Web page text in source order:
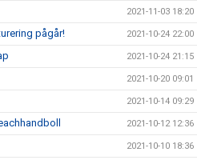
2021-11-03 18:20
pågår! 2021-10-24 22:00
2021-10-24 21:15
2021-10-20 09:01
2021-10-14 09:29
2021-10-12 12:36
2021-10-10 18:36